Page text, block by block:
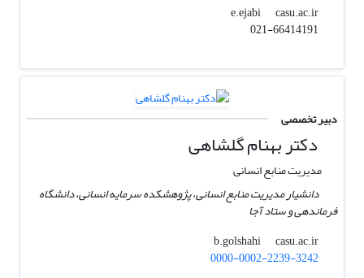
e.ejabi
casu.ac.ir
دبیر تخصصی
دکتر بهنام گلشاهی
مدیریت منابع انسانی
دانشیار مدیریت منابع انسانی، پژوهشکده سرمایه انسانی، دانشگاه
فرماندهی و ستاد آجا
b.golshahi
casu.ac.ir
0000-0002-2239-3242